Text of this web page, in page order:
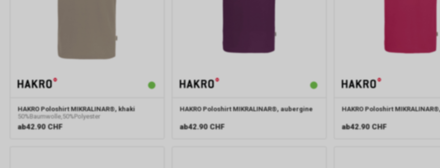
HAKRO Poloshirt MIKRALINAR®, khaki
50%Baumwolle,50%Polyester
ab42.90 CHF
HAKRO Poloshirt MIKRALINAR®, aubergine
ab42.90 CHF
HAKRO Poloshirt
ab42.90 CHF